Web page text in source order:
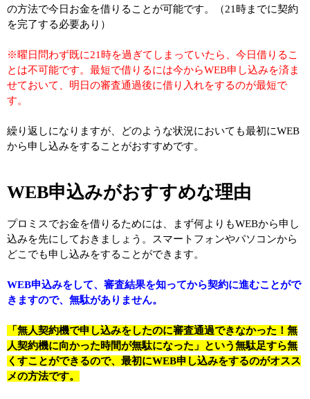
の方法で今日お金を借りることが可能です。（21時までに契約
を完了する必要あり）
※曜日問わず既に21時を過ぎてしまっていたら、今日借りるこ
とは不可能です。最短で借りるには今からWEB申し込みを済ま
せておいて、明日の審査通過後に借り入れをするのが最短で
す。
繰り返しになりますが、どのような状況においても最初にWEB
から申し込みをすることがおすすめです。
WEB申込みがおすすめな理由
プロミスでお金を借りるためには、まず何よりもWEBから申し
込みを先にしておきましょう。スマートフォンやパソコンから
どこでも申し込みをすることができます。
WEB申込みをして、審査結果を知ってから契約に進むことがで
きますので、無駄がありません。
「無人契約機で申し込みをしたのに審査通過できなかった！無
人契約機に向かった時間が無駄になった」という無駄足すら無
くすことができるので、最初にWEB申し込みをするのがオスス
メの方法です。